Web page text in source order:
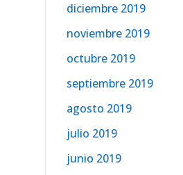
diciembre 2019
noviembre 2019
octubre 2019
septiembre 2019
agosto 2019
julio 2019
junio 2019